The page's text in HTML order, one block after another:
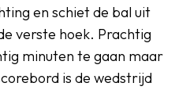
en schiet de bal uit
verste hoek. Prachtig
minuten te gaan maar
is de wedstrijd